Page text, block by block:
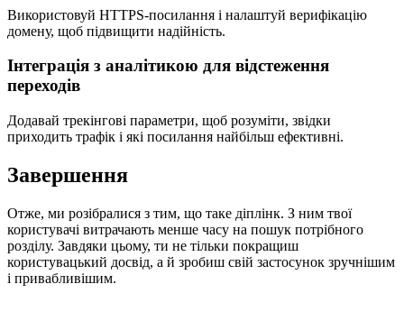
Використовуй HTTPS-посилання і налаштуй верифікацію
домену, щоб підвищити надійність.
Інтеграція з аналітикою для відстеження
переходів
Додавай трекінгові параметри, щоб розуміти, звідки
приходить трафік і які посилання найбільш ефективні.
Завершення
Отже, ми розібралися з тим, що таке діплінк. З ним твої
користувачі витрачають менше часу на пошук потрібного
розділу. Завдяки цьому, ти не тільки покращиш
користувацький досвід, а й зробиш свій застосунок зручнішим
і привабливішим.